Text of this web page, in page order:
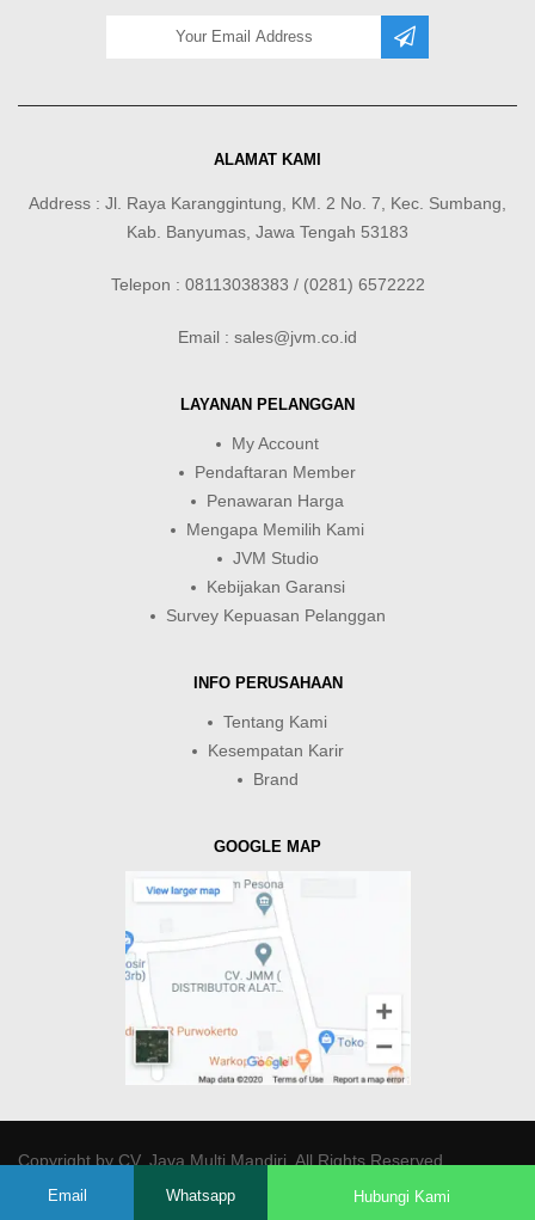
ALAMAT KAMI
Address : Jl. Raya Karanggintung, KM. 2 No. 7, Kec. Sumbang,
Kab. Banyumas, Jawa Tengah 53183
Telepon : 08113038383 / (0281) 6572222
Email : sales@jvm.co.id
LAYANAN PELANGGAN
My Account
Pendaftaran Member
Penawaran Harga
Mengapa Memilih Kami
JVM Studio
Kebijakan Garansi
Survey Kepuasan Pelanggan
INFO PERUSAHAAN
Tentang Kami
Kesempatan Karir
Brand
GOOGLE MAP
Copyright by CV. Java Multi Mandiri . All Rights Reserved.
Email Whatsapp Hubungi Kami